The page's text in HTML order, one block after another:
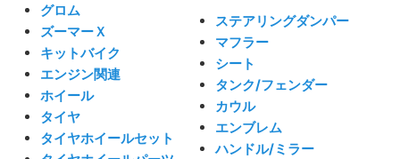
グロム
ズーマーＸ
キットバイク
エンジン関連
ホイール
タイヤ
タイヤホイールセット
ステアリングダンパー
マフラー
シート
タンク/フェンダー
カウル
エンブレム
ハンドル/ミラー